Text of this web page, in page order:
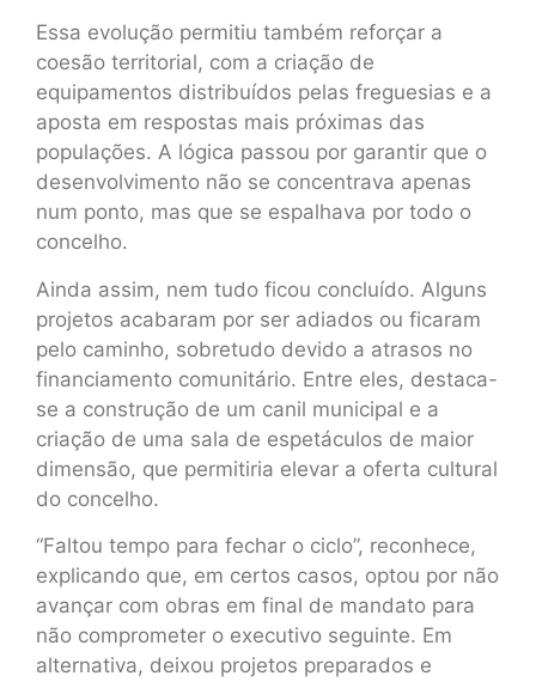
Essa evolução permitiu também reforçar a
coesão territorial, com a criação de
equipamentos distribuídos pelas freguesias e a
aposta em respostas mais próximas das
populações. A lógica passou por garantir que o
desenvolvimento não se concentrava apenas
num ponto, mas que se espalhava por todo o
concelho.
Ainda assim, nem tudo ficou concluído. Alguns
projetos acabaram por ser adiados ou ficaram
pelo caminho, sobretudo devido a atrasos no
financiamento comunitário. Entre eles, destaca-
se a construção de um canil municipal e a
criação de uma sala de espetáculos de maior
dimensão, que permitiria elevar a oferta cultural
do concelho.
“Faltou tempo para fechar o ciclo”, reconhece,
explicando que, em certos casos, optou por não
avançar com obras em final de mandato para
não comprometer o executivo seguinte. Em
alternativa, deixou projetos preparados e